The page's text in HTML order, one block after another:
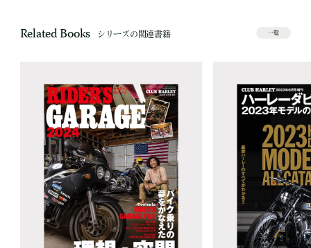
Related Books シリーズの関連書籍 一覧